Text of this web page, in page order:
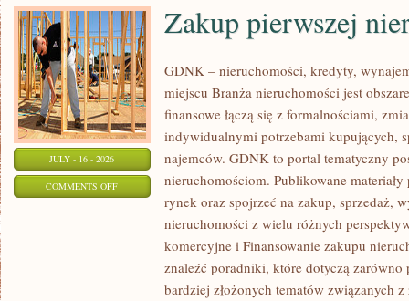
JULY - 16 - 2026
COMMENTS OFFON
PIERWSZEJ
NIERUCHOMOŚCI
Zakup pierwszej
GDNK – nieruchomości, kredyty,
miejscu Branża nieruchomości jest
finansowe łączą się z formalnościami,
indywidualnymi potrzebami kupujących,
najemców. GDNK to portal tematyczny
nieruchomościom. Publikowane
rynek oraz spojrzeć na zakup, sprzedaż,
nieruchomości z wielu różnych
komercyjne i Finansowanie zakupu
znaleźć poradniki, które dotyczą
bardziej złożonych tematów związanych